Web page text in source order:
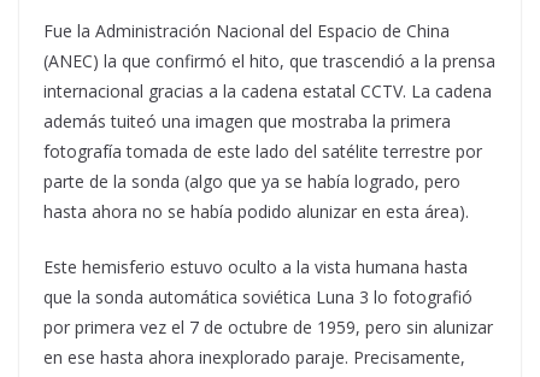
Fue la Administración Nacional del Espacio de China
(ANEC) la que confirmó el hito, que trascendió a la prensa
internacional gracias a la cadena estatal CCTV. La cadena
además tuiteó una imagen que mostraba la primera
fotografía tomada de este lado del satélite terrestre por
parte de la sonda (algo que ya se había logrado, pero
hasta ahora no se había podido alunizar en esta área).
Este hemisferio estuvo oculto a la vista humana hasta
que la sonda automática soviética Luna 3 lo fotografió
por primera vez el 7 de octubre de 1959, pero sin alunizar
en ese hasta ahora inexplorado paraje. Precisamente,